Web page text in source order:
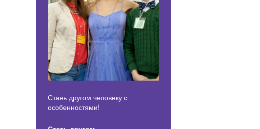
Стань другом человеку с
особенностями!